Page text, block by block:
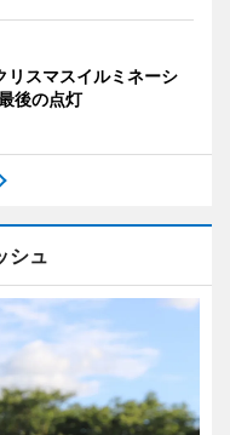
リスマスイルミネーシ
後の点灯
シュ